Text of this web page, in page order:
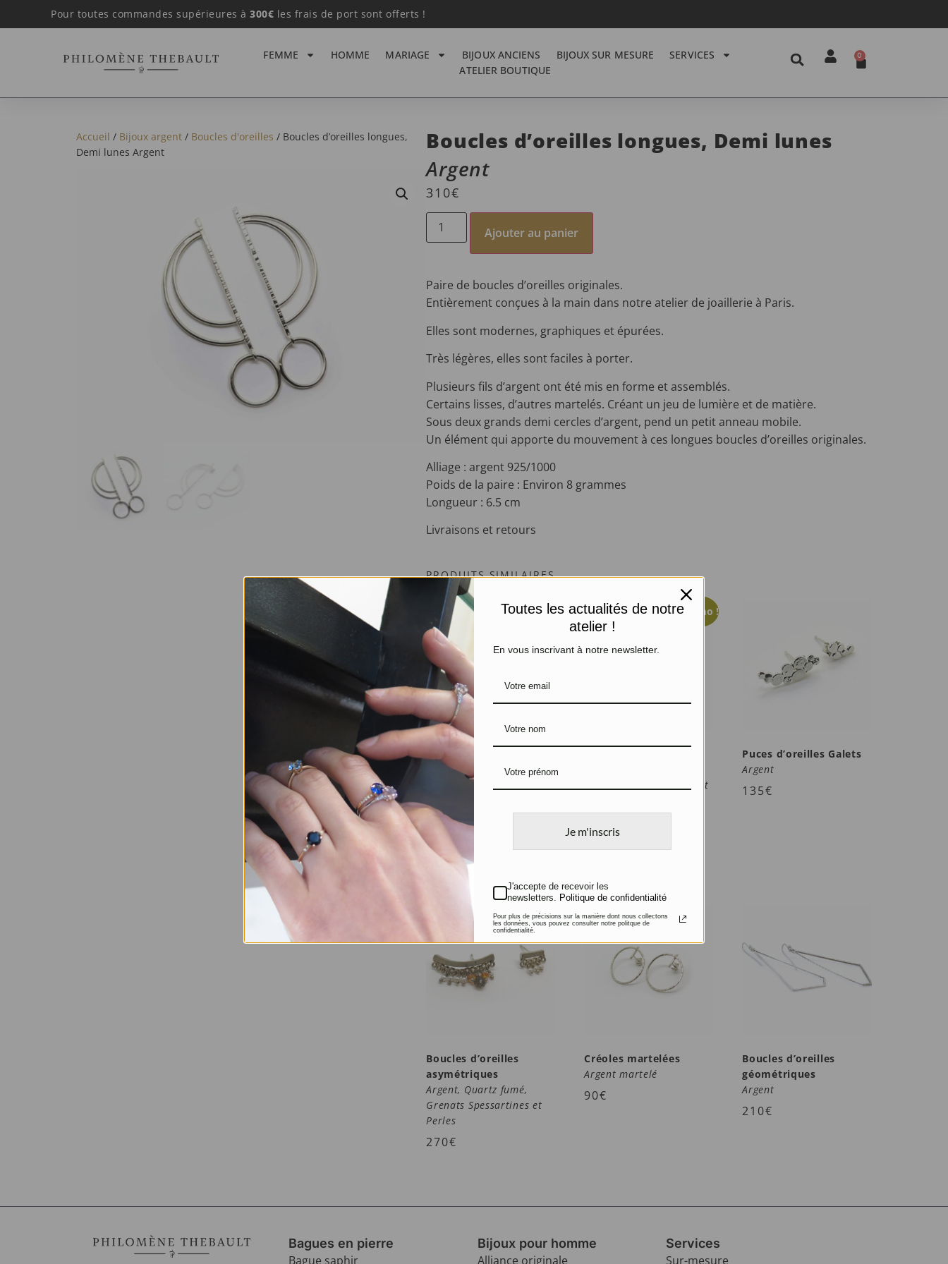
Pour toutes commandes supérieures à 300€ les frais de port sont offerts !
FEMME HOMME MARIAGE BIJOUX ANCIENS BIJOUX SUR MESURE
SERVICES
ATELIER BOUTIQUE
0
Accueil / Bijoux argent/ Boucles d'oreilles / Boucles d’oreilles longues,
Demi lunes Argent
Boucles d’oreilles longues, Demi lunes
Argent
310€
Ajouter au panier
Paire de boucles d’oreilles originales.
Entièrement conçues à la main dans notre atelier de joaillerie à Paris.
Elles sont modernes, graphiques et épurées.
Très légères, elles sont faciles à porter.
Plusieurs fils d’argent ont été mis en forme et assemblés.
Certains lisses, d’autres martelés. Créant un jeu de lumière et de matière.
Sous deux grands demi cercles d’argent, pend un petit anneau mobile.
Un élément qui apporte du mouvement à ces longues boucles d’oreilles originales.
Alliage : argent 925/1000
Poids de la paire : Environ 8 grammes
Longueur : 6.5 cm
Livraisons et retours
PRODUITS SIMILAIRES
Boucles d’oreilles
Briolettes
Argent, Quartz fumés et
135€
Promo !
Argent, Pierres de lune et
95€
Puces d’oreilles Galets
Argent
135€
Boucles d’oreilles
asymétriques
Argent, Quartz fumé,
Grenats Spessartines et
Perles
270€
Créoles martelées
Argent martelé
90€
Boucles d’oreilles
géométriques
Argent
210€
Bagues en pierre
Bague saphir
Bijoux pour homme
Alliance originale
Services
Sur-mesure
Toutes les actualités de notre
atelier !
En vous inscrivant à notre newsletter.
Je m'inscris
J'accepte de recevoir les
newsletters. Politique de confidentialité
Pour plus de précisions sur la manière dont nous collectons
les données, vous pouvez consulter notre politque de
confidentialité.